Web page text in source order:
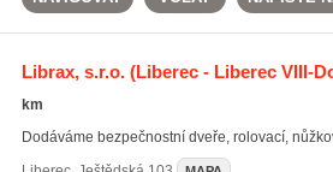
Librax, s.r.o.(Liberec - Liberec VIII-
km
Dodáváme bezpečnostní dveře, rolovací,